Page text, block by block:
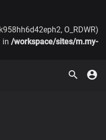
O_RDWR)
in /workspace/sites/m.my-